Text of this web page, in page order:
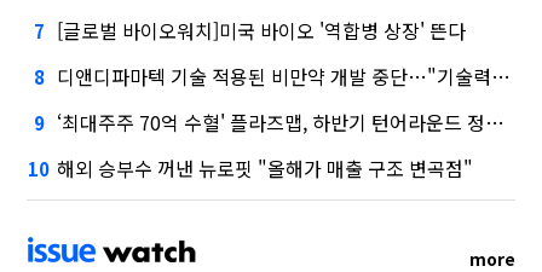
7 [글로벌 바이오워치]미국 바이오 '역합병 상장' 뜬다
8 디앤디파마텍 기술 적용된 비만약 개발 중단…"기술력 문제 아냐"
9 ‘최대주주 70억 수혈' 플라즈맵, 하반기 턴어라운드 정조준
10 해외 승부수 꺼낸 뉴로핏 "올해가 매출 구조 변곡점"
more